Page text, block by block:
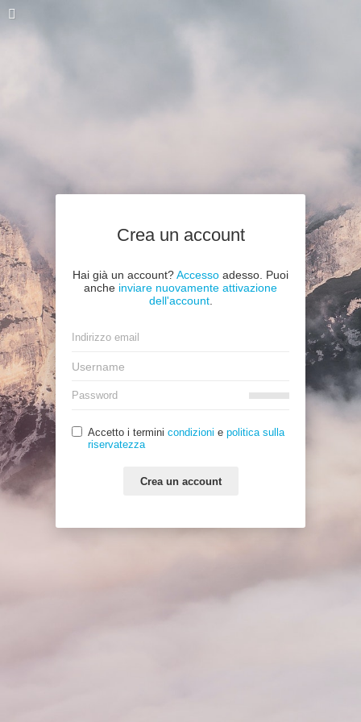
Crea un account
Hai già un account?Accesso adesso. Puoi
anche inviare nuovamente attivazione
dell'account.
Accetto i termini condizioni e politica sulla
riservatezza
Crea un account